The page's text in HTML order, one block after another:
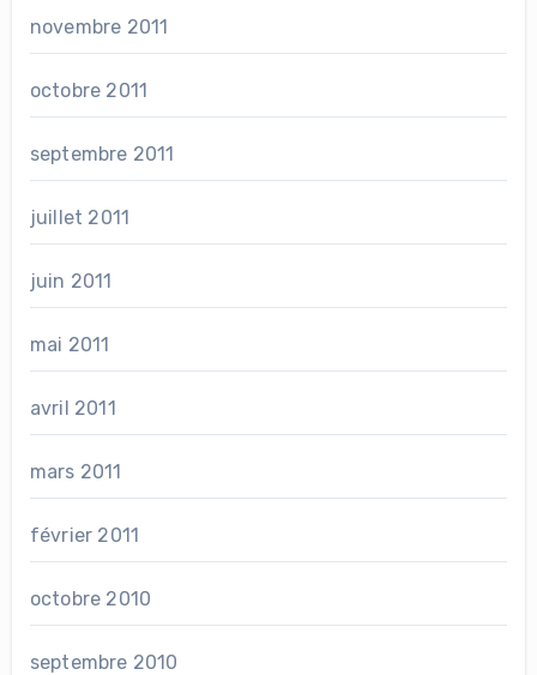
novembre 2011
octobre 2011
septembre 2011
juillet 2011
juin 2011
mai 2011
avril 2011
mars 2011
février 2011
octobre 2010
septembre 2010